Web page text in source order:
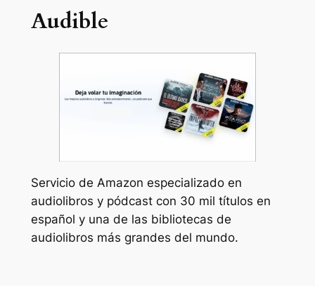
Audible
Servicio de Amazon especializado en
audiolibros y pódcast con 30 mil títulos en
español y una de las bibliotecas de
audiolibros más grandes del mundo.